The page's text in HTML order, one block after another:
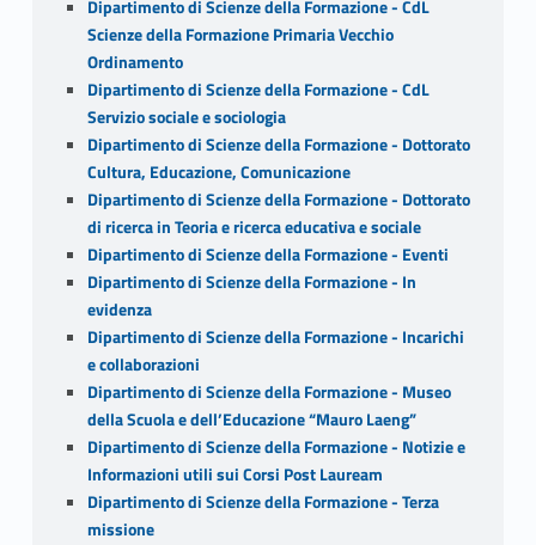
Dipartimento di Scienze della Formazione - CdL
Scienze della Formazione Primaria Vecchio
Ordinamento
Dipartimento di Scienze della Formazione - CdL
Servizio sociale e sociologia
Dipartimento di Scienze della Formazione - Dottorato
Cultura, Educazione, Comunicazione
Dipartimento di Scienze della Formazione - Dottorato
di ricerca in Teoria e ricerca educativa e sociale
Dipartimento di Scienze della Formazione - Eventi
Dipartimento di Scienze della Formazione - In
evidenza
Dipartimento di Scienze della Formazione - Incarichi
e collaborazioni
Dipartimento di Scienze della Formazione - Museo
della Scuola e dell’Educazione “Mauro Laeng”
Dipartimento di Scienze della Formazione - Notizie e
Informazioni utili sui Corsi Post Lauream
Dipartimento di Scienze della Formazione - Terza
missione